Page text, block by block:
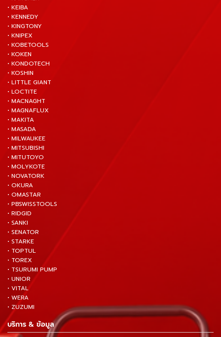
• KEIBA
• KENNEDY
• KINGTONY
• KNIPEX
• KOBETOOLS
• KOKEN
• KONDOTECH
• KOSHIN
• LITTLE GIANT
• LOCTITE
• MACNAGHT
• MAGNAFLUX
• MAKITA
• MASADA
• MILWAUKEE
• MITSUBISHI
• MITUTOYO
• MOLYKOTE
• NOVATORK
• OKURA
• OMASTAR
• PBSWISSTOOLS
• RIDGID
• SANKI
• SENATOR
• STARKE
• TOPTUL
• TOREX
• TSURUMI PUMP
• UNIOR
• VITAL
• WERA
• ZUZUMI
บริการ & ข้อมูล